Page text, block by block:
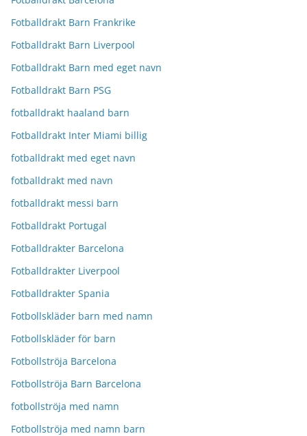
Fotballdrakt Barn Frankrike
Fotballdrakt Barn Liverpool
Fotballdrakt Barn med eget navn
Fotballdrakt Barn PSG
fotballdrakt haaland barn
Fotballdrakt Inter Miami billig
fotballdrakt med eget navn
fotballdrakt med navn
fotballdrakt messi barn
Fotballdrakt Portugal
Fotballdrakter Barcelona
Fotballdrakter Liverpool
Fotballdrakter Spania
Fotbollskläder barn med namn
Fotbollskläder för barn
Fotbollströja Barcelona
Fotbollströja Barn Barcelona
fotbollströja med namn
Fotbollströja med namn barn